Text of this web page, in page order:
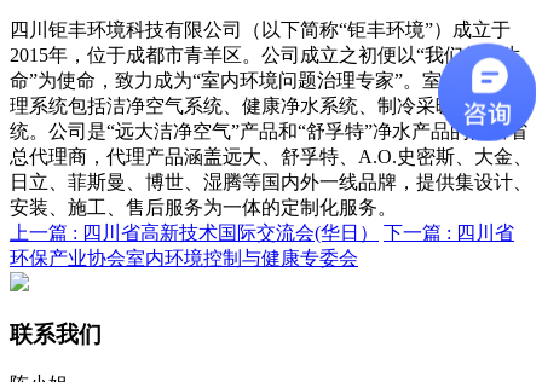
四川钜丰环境科技有限公司（以下简称“钜丰环境”）成立于
2015年，位于成都市青羊区。公司成立之初便以“我们保护生
命”为使命，致力成为“室内环境问题治理专家”。室内环境治
理系统包括洁净空气系统、健康净水系统、制冷采暖及除湿系
统。公司是“远大洁净空气”产品和“舒孚特”净水产品的四川省
总代理商，代理产品涵盖远大、舒孚特、A.O.史密斯、大金、
日立、菲斯曼、博世、湿腾等国内外一线品牌，提供集设计、
安装、施工、售后服务为一体的定制化服务。
上一篇 : 四川省高新技术国际交流会(华日） 下一篇 : 四川省
环保产业协会室内环境控制与健康专委会
联系我们